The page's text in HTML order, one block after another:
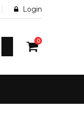
Login
0